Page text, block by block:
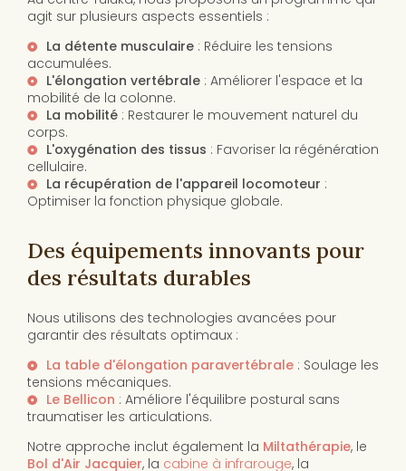
agit sur plusieurs aspects essentiels :
La détente musculaire : Réduire les tensions
accumulées.
L'élongation vertébrale : Améliorer l'espace et la
mobilité de la colonne.
La mobilité : Restaurer le mouvement naturel du
corps.
L'oxygénation des tissus : Favoriser la régénération
cellulaire.
La récupération de l'appareil locomoteur :
Optimiser la fonction physique globale.
Des équipements innovants pour
des résultats durables
Nous utilisons des technologies avancées pour
garantir des résultats optimaux :
La table d'élongation paravertébrale : Soulage les
tensions mécaniques.
Le Bellicon : Améliore l'équilibre postural sans
traumatiser les articulations.
Notre approche inclut également la Miltathérapie, le
Bol d'Air Jacquier, la cabine à infrarouge, la